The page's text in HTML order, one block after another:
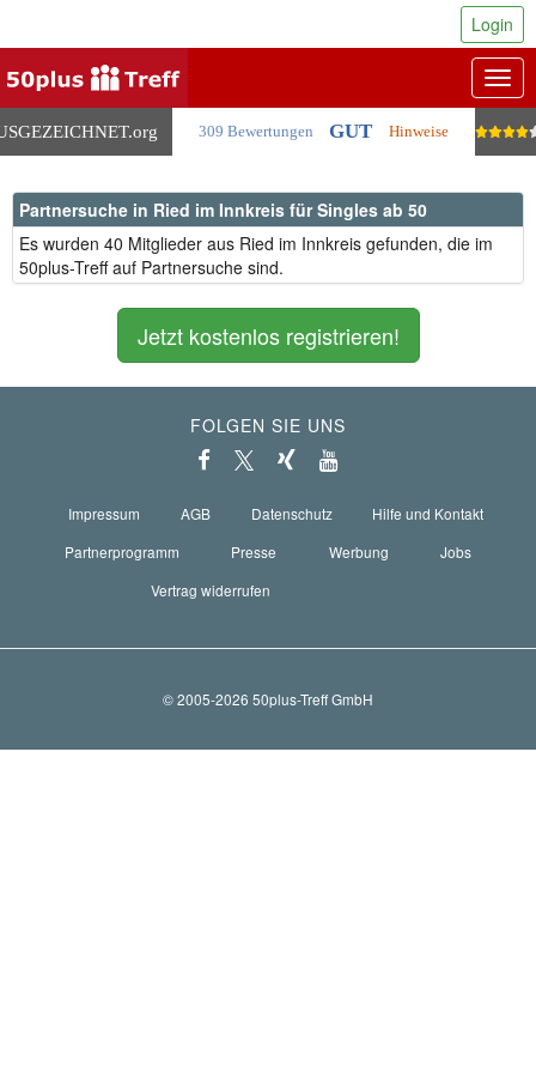
.org 309 Bewertungen GUT Hinweise
Login
Partnersuche in Ried im Innkreis für Singles ab 50
Es wurden 40 Mitglieder aus Ried im Innkreis gefunden, die im
50plus-Treff auf Partnersuche sind.
Jetzt kostenlos registrieren!
FOLGEN SIE UNS
Impressum AGB Datenschutz
Hilfe und Kontakt
Partnerprogramm
Presse Werbung
Jobs
Vertrag widerrufen
© 2005-2026 50plus-Treff GmbH